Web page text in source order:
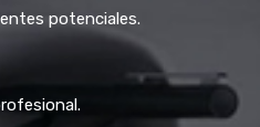
potenciales.